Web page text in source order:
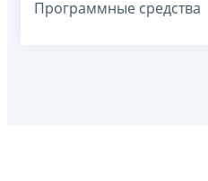
Программные средства